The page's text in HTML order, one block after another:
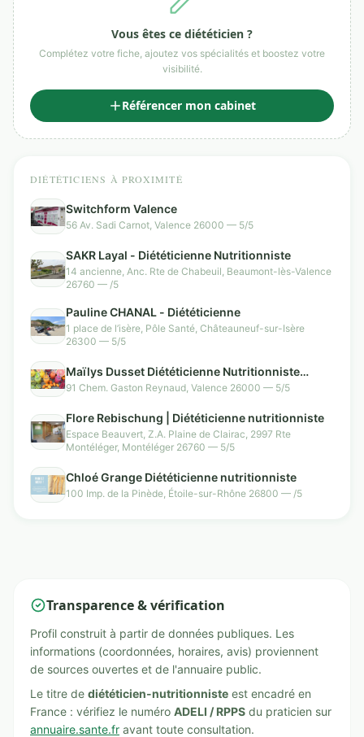
Vous êtes ce diététicien ?
Complétez votre fiche, ajoutez vos spécialités et boostez votre
visibilité.
Référencer mon cabinet
DIÉTÉTICIENS À PROXIMITÉ
Switchform Valence
56 Av. Sadi Carnot, Valence 26000 — 5/5
SAKR Layal - Diététicienne Nutritionniste
14 ancienne, Anc. Rte de Chabeuil, Beaumont-lès-Valence
26760 — /5
Pauline CHANAL - Diététicienne
1 place de l’isère, Pôle Santé, Châteauneuf-sur-Isère
26300 — 5/5
Maïlys Dusset Diététicienne Nutritionniste
Valence
91 Chem. Gaston Reynaud, Valence 26000 — 5/5
Flore Rebischung | Diététicienne nutritionniste
Espace Beauvert, Z.A. Plaine de Clairac, 2997 Rte
Montéléger, Montéléger 26760 — 5/5
Chloé Grange Diététicienne nutritionniste
100 Imp. de la Pinède, Étoile-sur-Rhône 26800 — /5
Transparence & vérification
Profil construit à partir de données publiques. Les
informations (coordonnées, horaires, avis) proviennent
de sources ouvertes et de l'annuaire public.
Le titre de diététicien-nutritionniste est encadré en
France : vérifiez le numéro ADELI / RPPS du praticien sur
annuaire.sante.fr avant toute consultation.